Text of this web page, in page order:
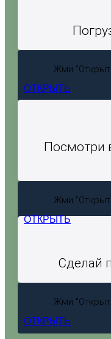
Жми
ОТКРЫТЬ
Посмотри
Жми
ОТКРЫТЬ
Сделай
Жми
ОТКРЫТЬ